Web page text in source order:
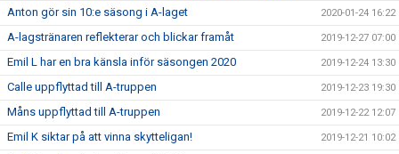
Anton gör sin 10:e säsong i A-laget 2020-01-24 16:22
A-lagstränaren reflekterar och blickar framåt 2019-12-27 07:00
Emil L har en bra känsla inför säsongen 2020 2019-12-24 13:30
Calle uppflyttad till A-truppen 2019-12-23 19:30
Måns uppflyttad till A-truppen 2019-12-22 12:07
Emil K siktar på att vinna skytteligan! 2019-12-21 10:02